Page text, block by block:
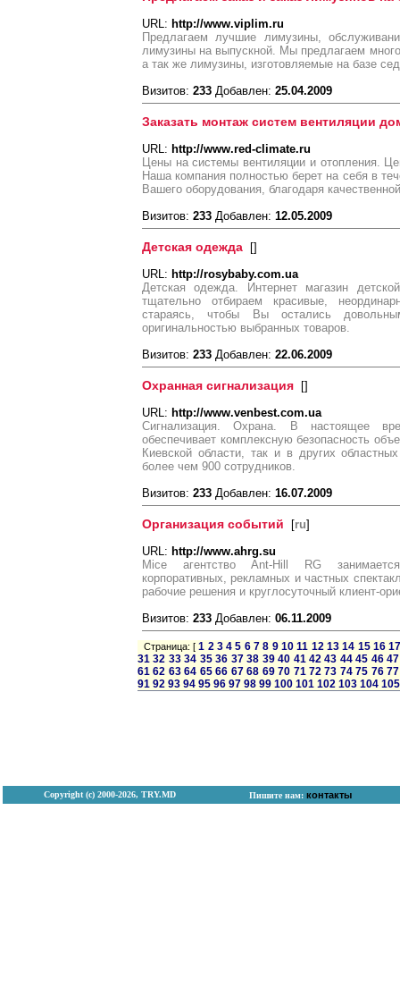
URL: http://www.viplim.ru
Предлагаем лучшие лимузины,
лимузины на выпускной. Мы предлагаем
а так же лимузины, изготовляемые на базе
Визитов: 233 Добавлен: 25.04.2009
Заказать монтаж систем вентиляции
URL: http://www.red-climate.ru
Цены на системы вентиляции и отопления.
Наша компания полностью берет на себя в
Вашего оборудования, благодаря
Визитов: 233 Добавлен: 12.05.2009
Детская одежда []
URL: http://rosybaby.com.ua
Детская одежда. Интернет магазин
тщательно отбираем красивые,
стараясь, чтобы Вы остались
оригинальностью выбранных товаров.
Визитов: 233 Добавлен: 22.06.2009
Охранная сигнализация []
URL: http://www.venbest.com.ua
Сигнализация. Охрана. В настоящее
обеспечивает комплексную безопасность
Киевской области, так и в других
более чем 900 сотрудников.
Визитов: 233 Добавлен: 16.07.2009
Организация событий [ru]
URL: http://www.ahrg.su
Mice агентство Ant-Hill RG
корпоративных, рекламных и частных
рабочие решения и круглосуточный клиент-
Визитов: 233 Добавлен: 06.11.2009
Страница: [1 2 3 4 5 6 7 8 9 10 11 12 13 14 15 16
31 32 33 34 35 36 37 38 39 40 41 42 43 44 45 46 47
61 62 63 64 65 66 67 68 69 70 71 72 73 74 75 76 77
91 92 93 94 95 96 97 98 99 100 101 102 103 104 105
Copyright (с) 2000-2026, TRY.MD Пишите нам: контакты